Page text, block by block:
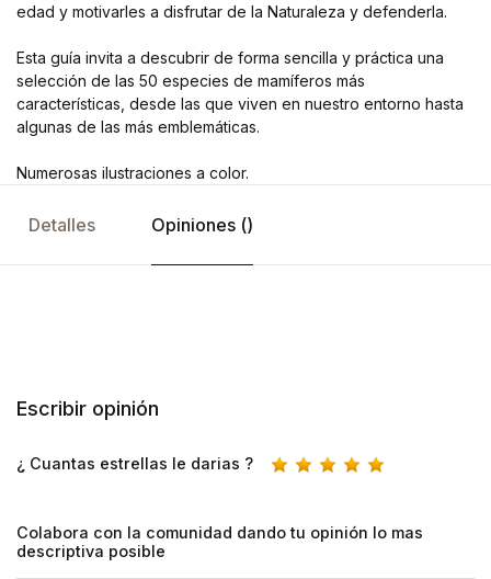
edad y motivarles a disfrutar de la Naturaleza y defenderla.
Esta guía invita a descubrir de forma sencilla y práctica una
selección de las 50 especies de mamíferos más
características, desde las que viven en nuestro entorno hasta
algunas de las más emblemáticas.
Numerosas ilustraciones a color.
Detalles Opiniones ()
Escribir opinión
¿ Cuantas estrellas le darias ?
Colabora con la comunidad dando tu opinión lo mas
descriptiva posible